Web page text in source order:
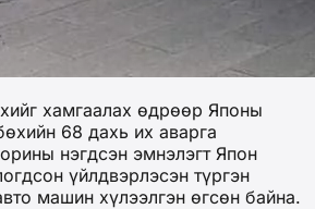
хамгаалах өдрөөр Японы
68 дахь их аварга
нэгдсэн эмнэлэгт Япон
үйлдвэрлэсэн түргэн
машин хүлээлгэн өгсөн байна.